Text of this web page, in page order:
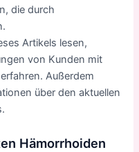
die durch
Artikels lesen,
von Kunden mit
Außerdem
über den aktuellen
Hämorrhoiden